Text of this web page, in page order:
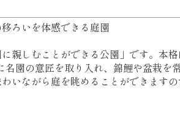
ろいを体感できる庭園
親しむことができる公園」です。本
園の意匠を取り入れ、錦鯉や盆栽を
いながら庭を眺めることができます